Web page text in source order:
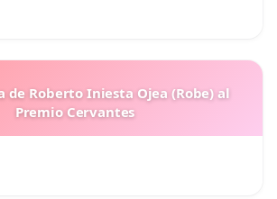
de Roberto Iniesta Ojea (Robe) al
Premio Cervantes